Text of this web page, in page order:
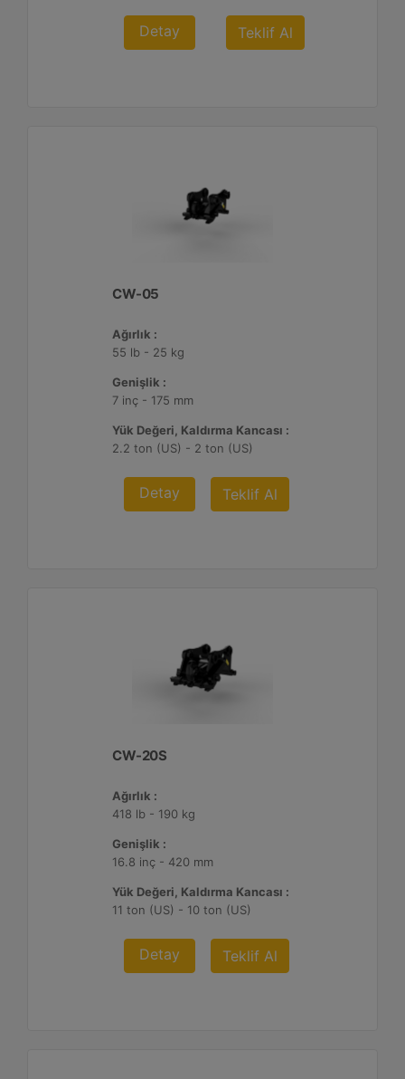
Detay Teklif Al
CW-05
Ağırlık :
55 lb - 25 kg
Genişlik :
7 inç - 175 mm
Yük Değeri, Kaldırma Kancası :
2.2 ton (US) - 2 ton (US)
Detay Teklif Al
CW-20S
Ağırlık :
418 lb - 190 kg
Genişlik :
16.8 inç - 420 mm
Yük Değeri, Kaldırma Kancası :
11 ton (US) - 10 ton (US)
Detay Teklif Al